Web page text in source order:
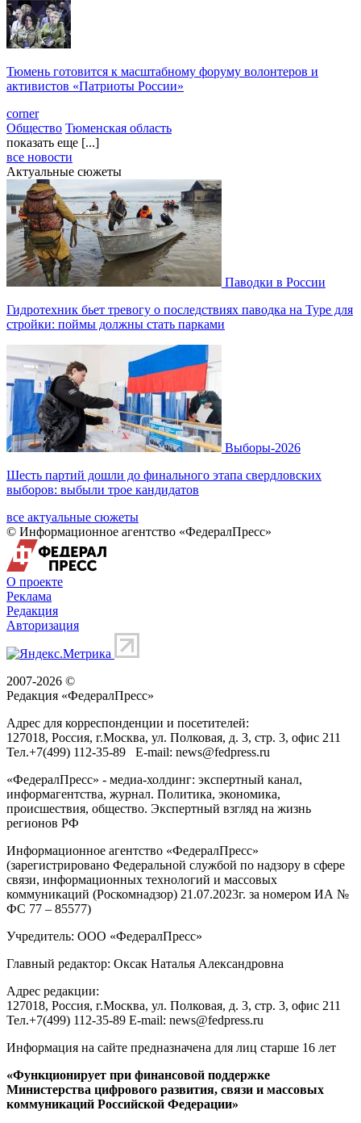
Тюмень готовится к масштабному форуму волонтеров и
активистов «Патриоты России»
corner
Общество Тюменская область
показать еще [...]
все новости
Актуальные сюжеты
Паводки в России
Гидротехник бьет тревогу о последствиях паводка на Туре для
стройки: поймы должны стать парками
Выборы-2026
Шесть партий дошли до финального этапа свердловских
выборов: выбыли трое кандидатов
все актуальные сюжеты
© Информационное агентство «ФедералПресс»
О проекте
Реклама
Редакция
Авторизация
2007-2026 ©
Редакция «ФедералПресс»
Адрес для корреспонденции и посетителей:
127018, Россия, г.Москва, ул. Полковая, д. 3, стр. 3, офис 211
Тел.+7(499) 112-35-89 E-mail: news@fedpress.ru
«ФедералПресс» - медиа-холдинг: экспертный канал,
информагентства, журнал. Политика, экономика,
происшествия, общество. Экспертный взгляд на жизнь
регионов РФ
Информационное агентство «ФедералПресс»
(зарегистрировано Федеральной службой по надзору в сфере
связи, информационных технологий и массовых
коммуникаций (Роскомнадзор) 21.07.2023г. за номером ИА №
ФС 77 – 85577)
Учредитель: ООО «ФедералПресс»
Главный редактор: Оксак Наталья Александровна
Адрес редакции:
127018, Россия, г.Москва, ул. Полковая, д. 3, стр. 3, офис 211
Тел.+7(499) 112-35-89 E-mail: news@fedpress.ru
Информация на сайте предназначена для лиц старше 16 лет
«Функционирует при финансовой поддержке
Министерства цифрового развития, связи и массовых
коммуникаций Российской Федерации»